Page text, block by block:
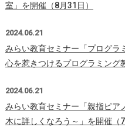
室」を開催（8月31日）
2024.06.21
みらい教育セミナー「プログラ
心を惹きつけるプログラミング
2024.06.21
みらい教育セミナー「親指ピア
木に詳しくなろう～」を開催（7